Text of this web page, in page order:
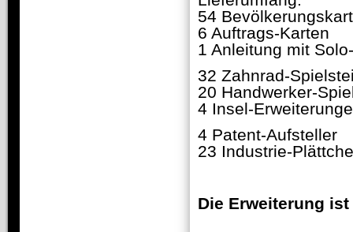
54
6 Auftrags-Karten
1 Anleitung mit
32 Zahnrad-
20 Handwerker-
4 Insel-
4 Patent-Aufsteller
23 Industrie-
Die Erweiterung